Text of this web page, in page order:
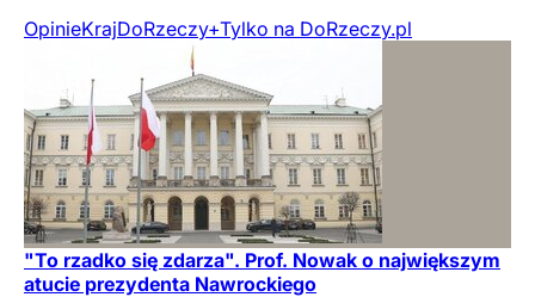
OpinieKrajDoRzeczy+Tylko na DoRzeczy.pl
"To rzadko się zdarza". Prof. Nowak o największym
atucie prezydenta Nawrockiego